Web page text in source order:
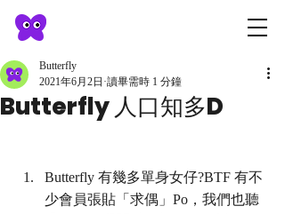
Butterfly 人口知多D
Butterfly
2021年6月2日 讀畢需時 1 分鐘
Butterfly 有幾多單身女仔?BTF 有不
少會員張貼「求偶」Po，我們也聽